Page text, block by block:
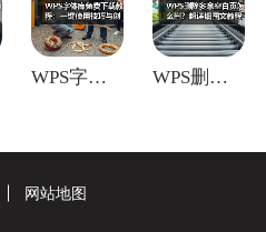
WPS字体库免费下载教程：一键使用技巧与 WPS删除多余空白页怎么删？超详细图文教
网站地图